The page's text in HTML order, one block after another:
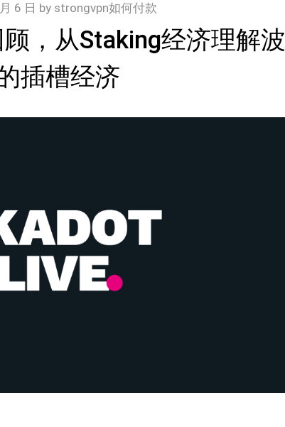
，从Staking经济理解波
插槽经济
6 日 by strongvpn如何付款